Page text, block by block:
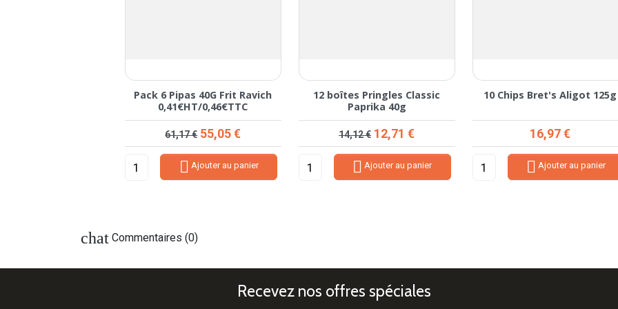
Pack 6 Pipas 40G Frit Ravich
0,41€HT/0,46€TTC
Prix de base
61,17 € Prix
55,05 €
 Ajouter au panier
12 boîtes Pringles Classic
Paprika 40g
Prix de base
14,12 € Prix
12,71 €
 Ajouter au panier
10 Chips Bret's Aligot 125g
Prix
16,97 €
 Ajouter au panier
chat Commentaires (0)
Recevez nos offres spéciales